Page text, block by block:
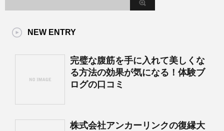
NEW ENTRY
完璧な腹筋を手に入れて美しくな
る方法の効果が気になる！体験ブ
ログの口コミ
株式会社アンカーリンクの復縁大